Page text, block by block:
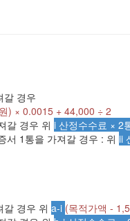
갈 경우
) × 0.0015 + 44,000 ÷ 2
갈 경우 위 i 산정수수료 × 2
서 1통을 가져갈 경우 : 위 ii
갈 경우 위 a-i (목적가액 -